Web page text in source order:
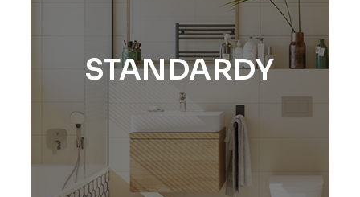
STANDARDY